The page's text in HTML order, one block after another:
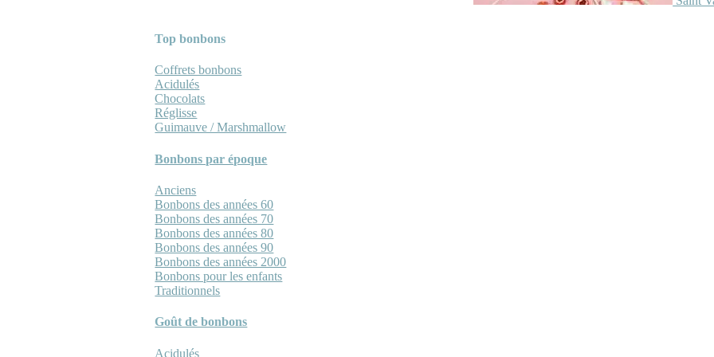
Top bonbons
Coffrets bonbons
Acidulés
Chocolats
Réglisse
Guimauve / Marshmallow
Bonbons par époque
Anciens
Bonbons des années 60
Bonbons des années 70
Bonbons des années 80
Bonbons des années 90
Bonbons des années 2000
Bonbons pour les enfants
Traditionnels
Goût de bonbons
Acidulés